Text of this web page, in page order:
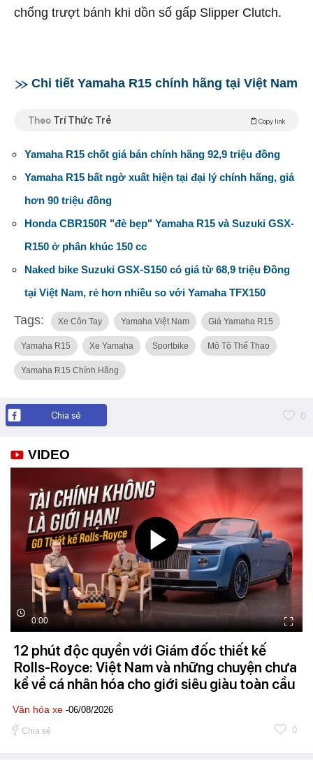
chống trượt bánh khi dồn số gấp Slipper Clutch.
Chi tiết Yamaha R15 chính hãng tại Việt Nam
Theo Trí Thức Trẻ Copy link
Yamaha R15 chốt giá bán chính hãng 92,9 triệu đồng
Yamaha R15 bất ngờ xuất hiện tại đại lý chính hãng, giá
hơn 90 triệu đồng
Honda CBR150R "đè bẹp" Yamaha R15 và Suzuki GSX-
R150 ở phân khúc 150 cc
Naked bike Suzuki GSX-S150 có giá từ 68,9 triệu Đồng
tại Việt Nam, rẻ hơn nhiều so với Yamaha TFX150
Tags: Xe Côn Tay Yamaha Việt Nam Giá Yamaha R15
Yamaha R15 Xe Yamaha Sportbike Mô Tô Thể Thao
Yamaha R15 Chính Hãng
Chia sẻ 0
VIDEO
0:00
12 phút độc quyền với Giám đốc thiết kế
Rolls-Royce: Việt Nam và những chuyện chưa
kể về cá nhân hóa cho giới siêu giàu toàn cầu
Văn hóa xe -06/08/2026
Chia sẻ 0